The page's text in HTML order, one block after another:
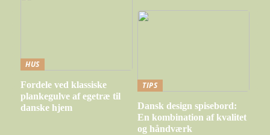
HUS
Fordele ved klassiske
plankegulve af egetræ til
danske hjem
TIPS
Dansk design spisebord:
En kombination af kvalitet
og håndværk